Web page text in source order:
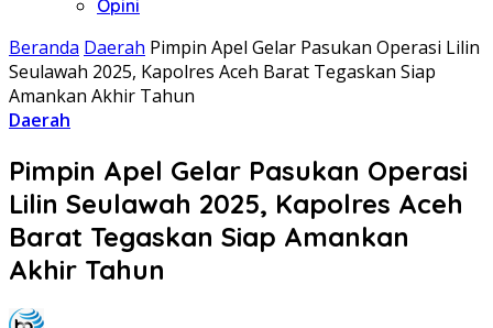
Opini
Beranda Daerah Pimpin Apel Gelar Pasukan Operasi Lilin
Seulawah 2025, Kapolres Aceh Barat Tegaskan Siap
Amankan Akhir Tahun
Daerah
Pimpin Apel Gelar Pasukan Operasi
Lilin Seulawah 2025, Kapolres Aceh
Barat Tegaskan Siap Amankan
Akhir Tahun